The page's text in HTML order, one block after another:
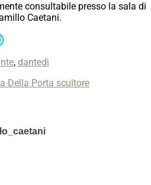
consultabile presso la sala di
Caetani.
, dantedì
Della Porta scultore